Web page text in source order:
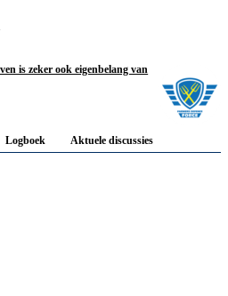
is zeker ook eigenbelang van
Logboek Aktuele discussies